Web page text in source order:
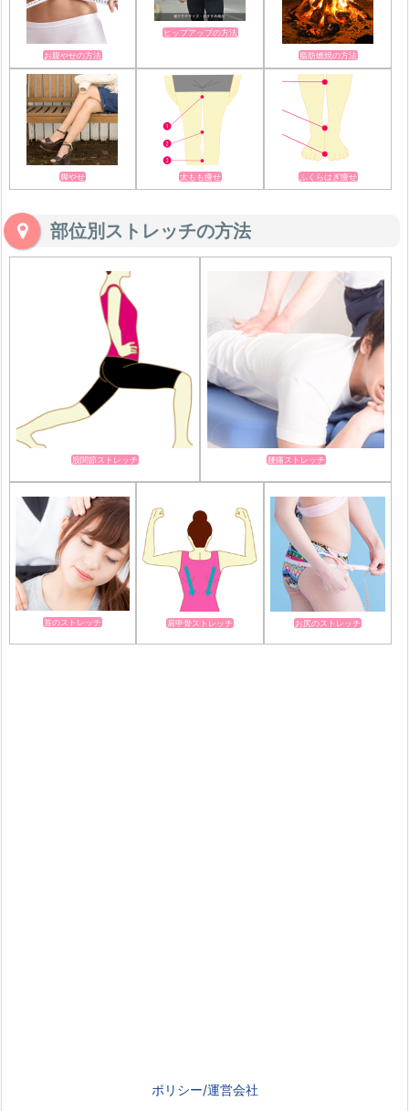
お腹やせの方法
ヒップアップの方法
脂肪燃焼の方法
脚やせ 太もも痩せ ふくらはぎ痩せ
部位別ストレッチの方法
股関節ストレッチ 腰痛ストレッチ
首のストレッチ 肩甲骨ストレッチ お尻のストレッチ
ポリシー/運営会社